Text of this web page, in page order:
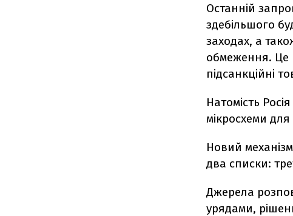
Останній
здебільшого
заходах, а
обмеження. Це
підсанкційні
Натомість
мікросхеми для
Новий
два списки:
Джерела
урядами,